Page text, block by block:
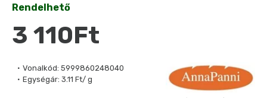
Vonalkód: 5999860248040
Egységár: 3.11 Ft/ g
Rendelhető
3 110Ft